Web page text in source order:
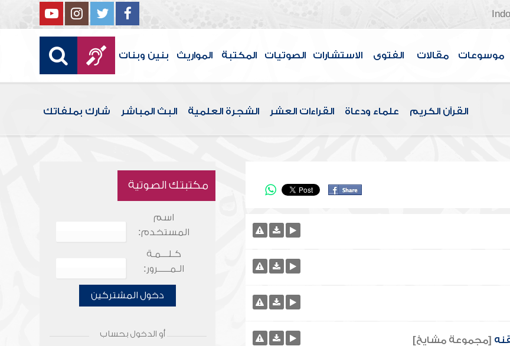
موسوعات مقالات الفتوى الاستشارات الصوتيات المكتبة المواريث بنين وبنات
القرآن الكريم علماء ودعاة القراءات العشر الشجرة العلمية البث المباشر شارك بملفاتك
[مجموعة مشايخ]
مكتبتك الصوتية
اسم
المستخدم:
كـلـــمـة
الـمـــــرور:
دخول المشتركين
أو الدخول بحساب